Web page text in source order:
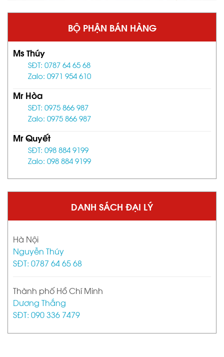
BỘ PHẬN BÁN HÀNG
Ms Thúy
SĐT: 0787 64 65 68
Zalo: 0971 954 610
Mr Hòa
SĐT: 0975 866 987
Zalo: 0975 866 987
Mr Quyết
SĐT: 098 884 9199
Zalo: 098 884 9199
DANH SÁCH ĐẠI LÝ
Hà Nội
Nguyễn Thúy
SĐT: 0787 64 65 68
Thành phố Hồ Chí Minh
Dương Thắng
SĐT: 090 336 7479